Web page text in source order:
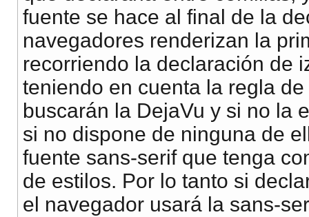
fuente se hace al final de la
navegadores renderizan la
recorriendo la declaración de
teniendo en cuenta la regla
buscarán la DejaVu y si no la
si no dispone de ninguna de
fuente sans-serif que tenga
de estilos. Por lo tanto si
el navegador usará la sans-